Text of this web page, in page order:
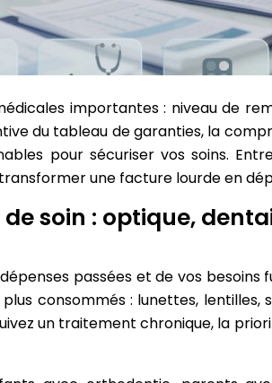
importantes : niveau de
du tableau de garanties, la
pour sécuriser vos soins.
une facture lourde en
soin : optique,
passées et de vos besoins
consommés : lunettes, lentilles,
un traitement chronique, la